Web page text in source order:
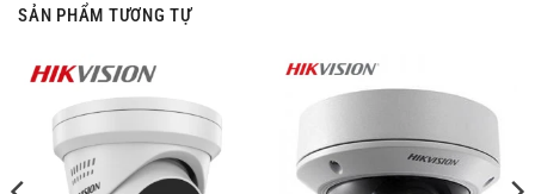
SẢN PHẨM TƯƠNG TỰ